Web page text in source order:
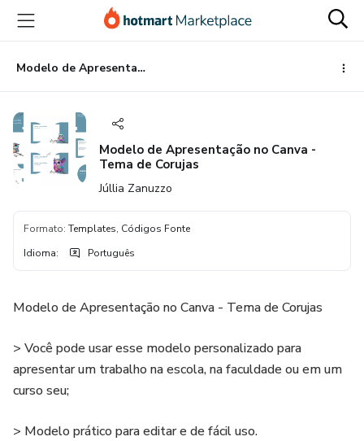
para
conteúdo
principal
para
pagamento
para
rodapé
Modelo de Apresentação no Canva - Tema de Corujas
Modelo de Apresentação no Canva -
Tema de Corujas
Júllia Zanuzzo
Formato: Templates, Códigos Fonte
Idioma: Português
Modelo de Apresentação no Canva - Tema de Corujas
> Você pode usar esse modelo personalizado para
apresentar um trabalho na escola, na faculdade ou em um
curso seu;
> Modelo prático para editar e de fácil uso.